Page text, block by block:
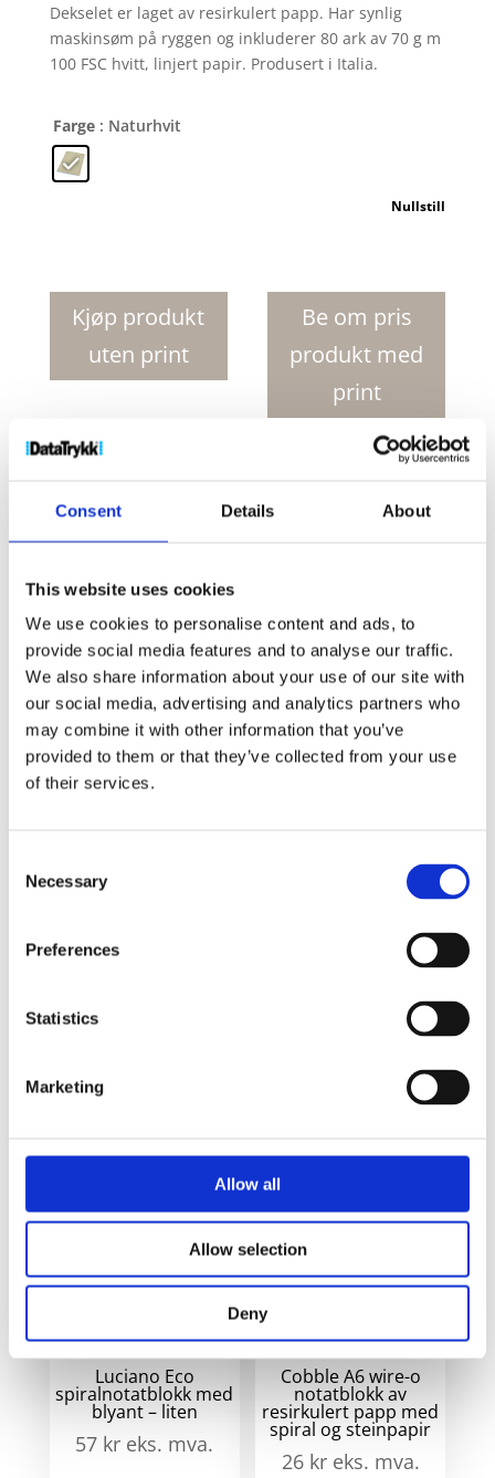
Consent Details About
This website uses cookies
We use cookies to personalise content and ads, to
provide social media features and to analyse our traffic.
We also share information about your use of our site with
our social media, advertising and analytics partners who
may combine it with other information that you’ve
provided to them or that they’ve collected from your use
of their services.
Selection
Necessary
Preferences
Statistics
Marketing
Allow all
Allow selection
Deny
Dekselet er laget av resirkulert papp. Har synlig
maskinsøm på ryggen og inkluderer 80 ark av 70 g m
100 FSC hvitt, linjert papir. Produsert i Italia.
Farge : Naturhvit
Nullstill
resirkulert
antall
Kjøp produkt
uten print
Be om pris
produkt med
print
Produktnr:
Papir
Kjøp produkt uten print
Ekstra informasjon
Send forespørsel om produkt med print
Dekorasjonsalternativer
Dekorasjonpriser
På lager
På lager
På
lager
Luciano Eco
spiralnotatblokk med
blyant – liten
57 kr eks. mva.
Cobble A6 wire-o
notatblokk av
resirkulert papp med
spiral og steinpapir
26 kr eks. mva.